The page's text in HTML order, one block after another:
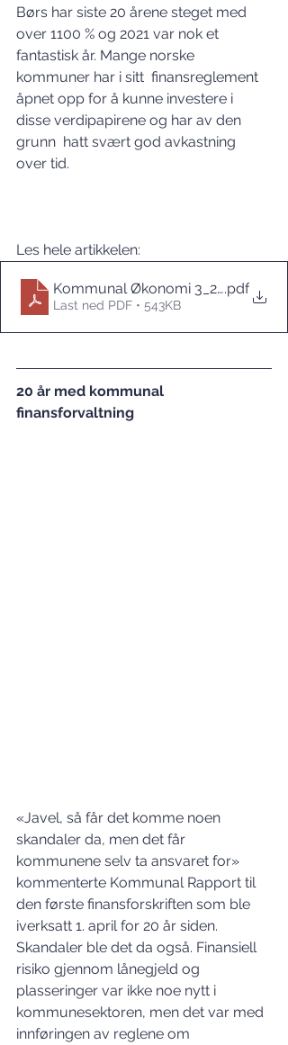
Børs har siste 20 årene steget med
over 1100 % og 2021 var nok et
fantastisk år. Mange norske
kommuner har i sitt  finansreglement
åpnet opp for å kunne investere i
disse verdipapirene og har av den
grunn  hatt svært god avkastning
over tid.
Les hele artikkelen:
Kommunal Økonomi 3_22.pdf
Last ned PDF • 543KB
20 år med kommunal
finansforvaltning
«Javel, så får det komme noen
skandaler da, men det får
kommunene selv ta ansvaret for»
kommenterte Kommunal Rapport til
den første finansforskriften som ble
iverksatt 1. april for 20 år siden.
Skandaler ble det da også. Finansiell
risiko gjennom lånegjeld og
plasseringer var ikke noe nytt i
kommunesektoren, men det var med
innføringen av reglene om